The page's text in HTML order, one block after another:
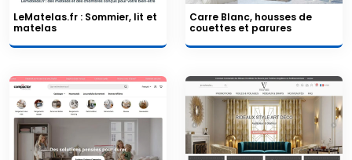
LeMatelas.fr : Sommier, lit et
matelas
Carre Blanc, housses de
couettes et parures